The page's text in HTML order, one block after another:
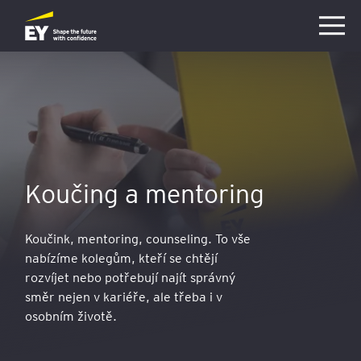
Přejít na hlavní obsah
Koučing a mentoring
Koučink, mentoring, counseling. To vše
nabízíme kolegům, kteří se chtějí
rozvíjet nebo potřebují najít správný
směr nejen v kariéře, ale třeba i v
osobním životě.